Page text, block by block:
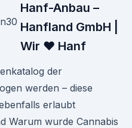
Hanf-Anbau –
Hanfland GmbH |
Wir ♥ Hanf
der
werden – diese
erlaubt
Warum wurde Cannabis